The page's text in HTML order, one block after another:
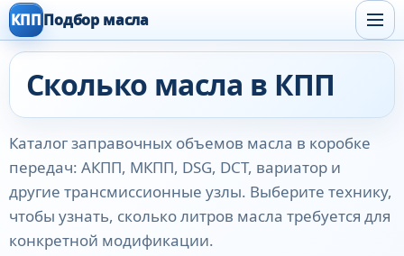
КПППодбор масла
Сколько масла в КПП
Каталог заправочных объемов масла в коробке
передач: АКПП, МКПП, DSG, DCT, вариатор и
другие трансмиссионные узлы. Выберите технику,
чтобы узнать, сколько литров масла требуется для
конкретной модификации.